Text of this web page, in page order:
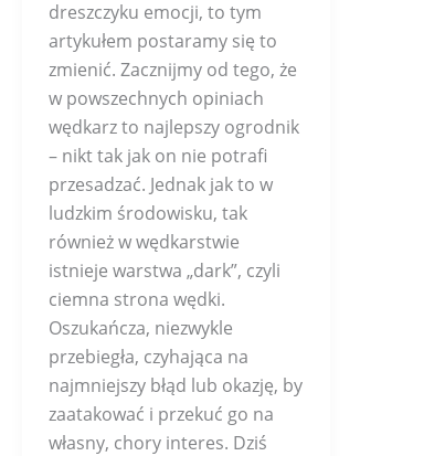
dreszczyku emocji, to tym
artykułem postaramy się to
zmienić. Zacznijmy od tego, że
w powszechnych opiniach
wędkarz to najlepszy ogrodnik
– nikt tak jak on nie potrafi
przesadzać. Jednak jak to w
ludzkim środowisku, tak
również w wędkarstwie
istnieje warstwa „dark”, czyli
ciemna strona wędki.
Oszukańcza, niezwykle
przebiegła, czyhająca na
najmniejszy błąd lub okazję, by
zaatakować i przekuć go na
własny, chory interes. Dziś